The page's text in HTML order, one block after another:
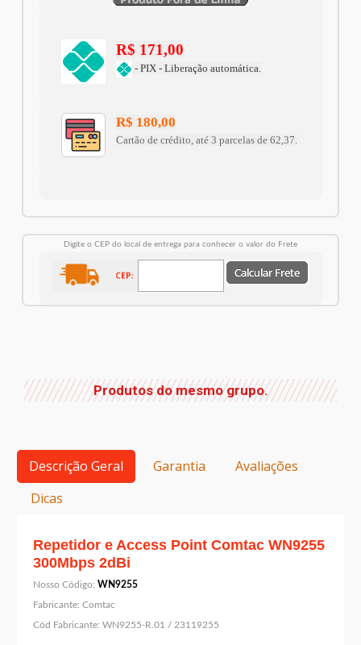
R$ 171,00
- PIX - Liberação automática.
R$ 180,00
Cartão de crédito, até 3 parcelas de 62,37.
Digite o CEP do local de entrega para conhecer o valor do Frete
Produtos do mesmo grupo.
Descrição Geral Garantia
Avaliações
Dicas
Repetidor e Access Point Comtac WN9255
300Mbps 2dBi
Nosso Código: WN9255
Fabricante: Comtac
Cód Fabricante: WN9255-R.01 / 23119255